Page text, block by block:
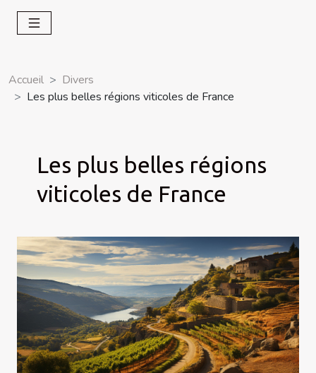
Accueil
Divers
Les plus belles régions viticoles de France
Les plus belles régions
viticoles de France